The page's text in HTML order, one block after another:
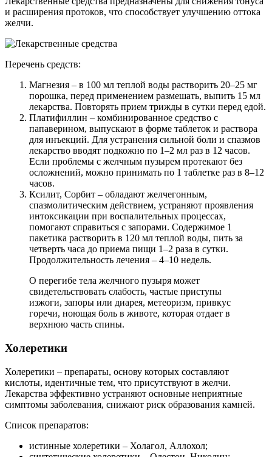
и расширения протоков, что способствует улучшению оттока
желчи.
Перечень средств:
Магнезия – в 100 мл теплой воды растворить 20–25 мг
порошка, перед применением размешать, выпить 15 мл
лекарства. Повторять прием трижды в сутки перед едой.
Платифиллин – комбинированное средство с
папаверином, выпускают в форме таблеток и раствора
для инъекций. Для устранения сильной боли и спазмов
лекарство вводят подкожно по 1–2 мл раз в 12 часов.
Если проблемы с желчным пузырем протекают без
осложнений, можно принимать по 1 таблетке раз в 8–12
часов.
Ксилит, Сорбит – обладают желчегонным,
спазмолитическим действием, устраняют проявления
интоксикации при воспалительных процессах,
помогают справиться с запорами. Содержимое 1
пакетика растворить в 120 мл теплой воды, пить за
четверть часа до приема пищи 1–2 раза в сутки.
Продолжительность лечения – 4–10 недель.
О перегибе тела желчного пузыря может
свидетельствовать слабость, частые приступы
изжоги, запоры или диарея, метеоризм, привкус
горечи, ноющая боль в животе, которая отдает в
верхнюю часть спины.
Холеретики
Холеретики – препараты, основу которых составляют
кислоты, идентичные тем, что присутствуют в желчи.
Лекарства эффективно устраняют основные неприятные
симптомы заболевания, снижают риск образования камней.
Список препаратов:
истинные холеретики – Холагол, Аллохол;